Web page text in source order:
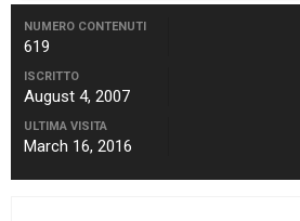
NUMERO CONTENUTI
619
ISCRITTO
August 4, 2007
ULTIMA VISITA
March 16, 2016